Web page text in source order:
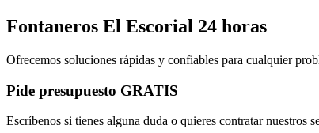
Fontaneros El Escorial 24 horas
Ofrecemos soluciones rápidas y confiables para cualquier
Pide presupuesto GRATIS
Escríbenos si tienes alguna duda o quieres contratar nuestros